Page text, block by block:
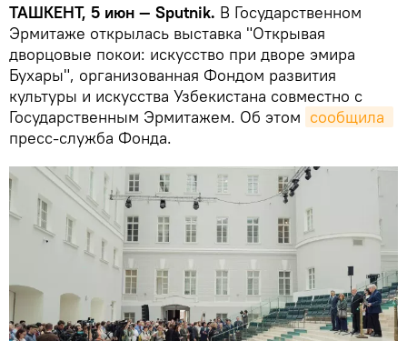
ТАШКЕНТ, 5 июн — Sputnik. В Государственном
Эрмитаже открылась выставка "Открывая
дворцовые покои: искусство при дворе эмира
Бухары", организованная Фондом развития
культуры и искусства Узбекистана совместно с
Государственным Эрмитажем. Об этом
пресс-служба Фонда.